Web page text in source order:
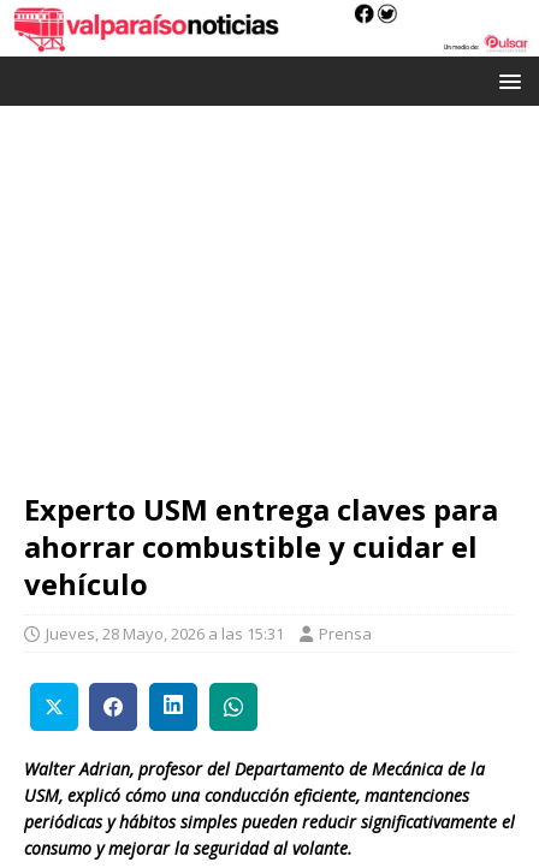
Experto USM entrega claves para
ahorrar combustible y cuidar el
vehículo
Jueves, 28 Mayo, 2026 a las 15:31 Prensa
Walter Adrian, profesor del Departamento de Mecánica de la
USM, explicó cómo una conducción eficiente, mantenciones
periódicas y hábitos simples pueden reducir significativamente el
consumo y mejorar la seguridad al volante.